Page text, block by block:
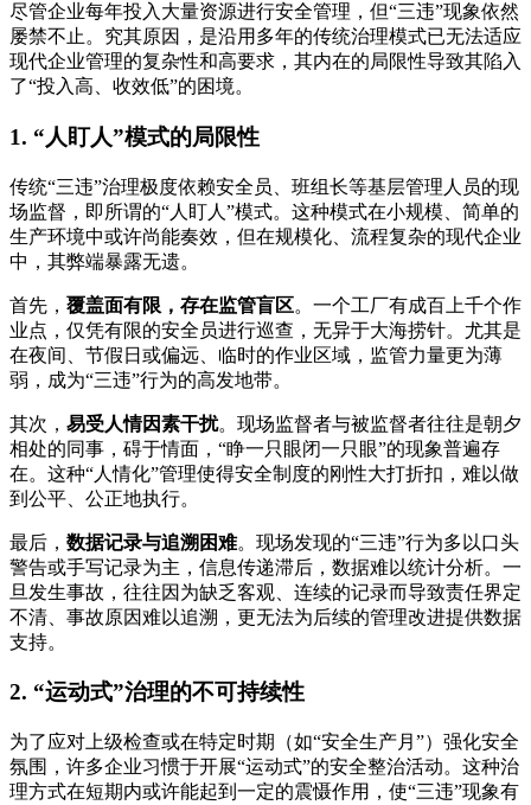
尽管企业每年投入大量资源进行安全管理，但“三违”现象依然
屡禁不止。究其原因，是沿用多年的传统治理模式已无法适应
现代企业管理的复杂性和高要求，其内在的局限性导致其陷入
了“投入高、收效低”的困境。
1. “人盯人”模式的局限性
传统“三违”治理极度依赖安全员、班组长等基层管理人员的现
场监督，即所谓的“人盯人”模式。这种模式在小规模、简单的
生产环境中或许尚能奏效，但在规模化、流程复杂的现代企业
中，其弊端暴露无遗。
首先， 覆盖面有限，存在监管盲区。一个工厂有成百上千个作
业点，仅凭有限的安全员进行巡查，无异于大海捞针。尤其是
在夜间、节假日或偏远、临时的作业区域，监管力量更为薄
弱，成为“三违”行为的高发地带。
其次， 易受人情因素干扰。现场监督者与被监督者往往是朝夕
相处的同事，碍于情面，“睁一只眼闭一只眼”的现象普遍存
在。这种“人情化”管理使得安全制度的刚性大打折扣，难以做
到公平、公正地执行。
最后， 数据记录与追溯困难。现场发现的“三违”行为多以口头
警告或手写记录为主，信息传递滞后，数据难以统计分析。一
旦发生事故，往往因为缺乏客观、连续的记录而导致责任界定
不清、事故原因难以追溯，更无法为后续的管理改进提供数据
支持。
2. “运动式”治理的不可持续性
为了应对上级检查或在特定时期（如“安全生产月”）强化安全
氛围，许多企业习惯于开展“运动式”的安全整治活动。这种治
理方式在短期内或许能起到一定的震慑作用，使“三违”现象有